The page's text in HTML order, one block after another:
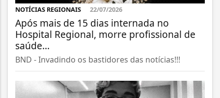
NOTÍCIAS REGIONAIS 22/07/2026
Após mais de 15 dias internada no
Hospital Regional, morre profissional de
saúde...
BND - Invadindo os bastidores das notícias!!!